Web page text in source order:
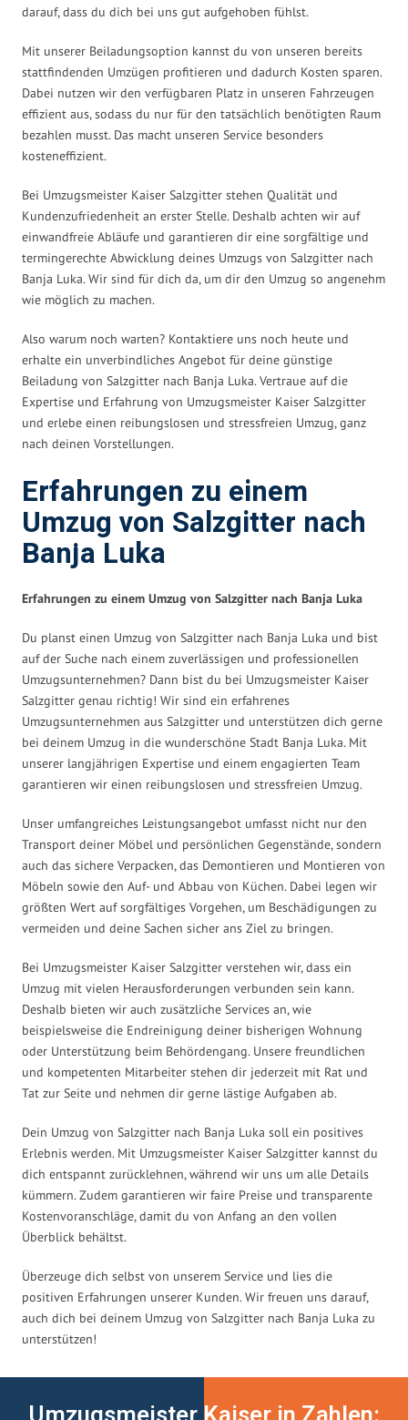
darauf, dass du dich bei uns gut aufgehoben fühlst.
Mit unserer Beiladungsoption kannst du von unseren bereits
stattfindenden Umzügen profitieren und dadurch Kosten sparen.
Dabei nutzen wir den verfügbaren Platz in unseren Fahrzeugen
effizient aus, sodass du nur für den tatsächlich benötigten Raum
bezahlen musst. Das macht unseren Service besonders
kosteneffizient.
Bei Umzugsmeister Kaiser Salzgitter stehen Qualität und
Kundenzufriedenheit an erster Stelle. Deshalb achten wir auf
einwandfreie Abläufe und garantieren dir eine sorgfältige und
termingerechte Abwicklung deines Umzugs von Salzgitter nach
Banja Luka. Wir sind für dich da, um dir den Umzug so angenehm
wie möglich zu machen.
Also warum noch warten? Kontaktiere uns noch heute und
erhalte ein unverbindliches Angebot für deine günstige
Beiladung von Salzgitter nach Banja Luka. Vertraue auf die
Expertise und Erfahrung von Umzugsmeister Kaiser Salzgitter
und erlebe einen reibungslosen und stressfreien Umzug, ganz
nach deinen Vorstellungen.
Erfahrungen zu einem
Umzug von Salzgitter nach
Banja Luka
Erfahrungen zu einem Umzug von Salzgitter nach Banja Luka
Du planst einen Umzug von Salzgitter nach Banja Luka und bist
auf der Suche nach einem zuverlässigen und professionellen
Umzugsunternehmen? Dann bist du bei Umzugsmeister Kaiser
Salzgitter genau richtig! Wir sind ein erfahrenes
Umzugsunternehmen aus Salzgitter und unterstützen dich gerne
bei deinem Umzug in die wunderschöne Stadt Banja Luka. Mit
unserer langjährigen Expertise und einem engagierten Team
garantieren wir einen reibungslosen und stressfreien Umzug.
Unser umfangreiches Leistungsangebot umfasst nicht nur den
Transport deiner Möbel und persönlichen Gegenstände, sondern
auch das sichere Verpacken, das Demontieren und Montieren von
Möbeln sowie den Auf- und Abbau von Küchen. Dabei legen wir
größten Wert auf sorgfältiges Vorgehen, um Beschädigungen zu
vermeiden und deine Sachen sicher ans Ziel zu bringen.
Bei Umzugsmeister Kaiser Salzgitter verstehen wir, dass ein
Umzug mit vielen Herausforderungen verbunden sein kann.
Deshalb bieten wir auch zusätzliche Services an, wie
beispielsweise die Endreinigung deiner bisherigen Wohnung
oder Unterstützung beim Behördengang. Unsere freundlichen
und kompetenten Mitarbeiter stehen dir jederzeit mit Rat und
Tat zur Seite und nehmen dir gerne lästige Aufgaben ab.
Dein Umzug von Salzgitter nach Banja Luka soll ein positives
Erlebnis werden. Mit Umzugsmeister Kaiser Salzgitter kannst du
dich entspannt zurücklehnen, während wir uns um alle Details
kümmern. Zudem garantieren wir faire Preise und transparente
Kostenvoranschläge, damit du von Anfang an den vollen
Überblick behältst.
Überzeuge dich selbst von unserem Service und lies die
positiven Erfahrungen unserer Kunden. Wir freuen uns darauf,
auch dich bei deinem Umzug von Salzgitter nach Banja Luka zu
unterstützen!